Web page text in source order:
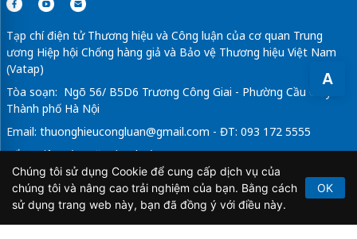
A
Tạp chí điện tử Thương hiệu và Công luận của cơ quan Trung
ương Hiệp hội Chống hàng giả và Bảo vệ Thương hiệu Việt Nam
(Vatap)
Tòa soạn: Ngõ 56/ B5D6 Trương Công Giai - Phường Cầu Giấy -
Thành phố Hà Nội
Email: thuonghieucongluan@gmail.com - ĐT: 093 172 5555
Tổng Biên Tập: Vũ Đức Thuận
Giấy phép hoạt động báo chí điện tử số 64/GP-BTTTT do Bộ
Thông tin và Truyền thông cấp ngày 21/2/2020.
Chúng tôi sử dụng Cookie để cung cấp dịch vụ của
chúng tôi và nâng cao trải nghiệm của bạn. Bằng cách
sử dụng trang web này, bạn đã đồng ý với điều này.
OK